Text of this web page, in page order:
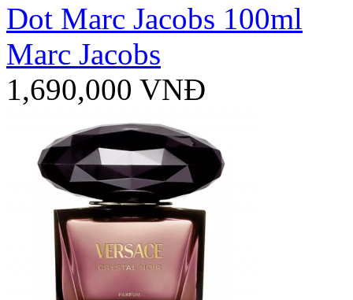
Dot Marc Jacobs 100ml
Marc Jacobs
1,690,000 VNĐ